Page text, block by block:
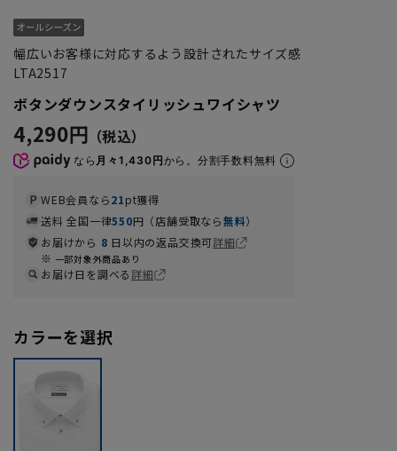
幅広いお客様に対応するよう設計されたサイズ感
LTA2517
ボタンダウンスタイリッシュワイシャツ
4,290円
なら 月々1,430円から。分割手数料無料
WEB会員なら21pt獲得
送料 全国一律550円（店舗受取なら無料）
お届けから 8 日以内の返品交換可詳細
一部対象外商品あり
お届け日を調べる詳細
カラーを選択